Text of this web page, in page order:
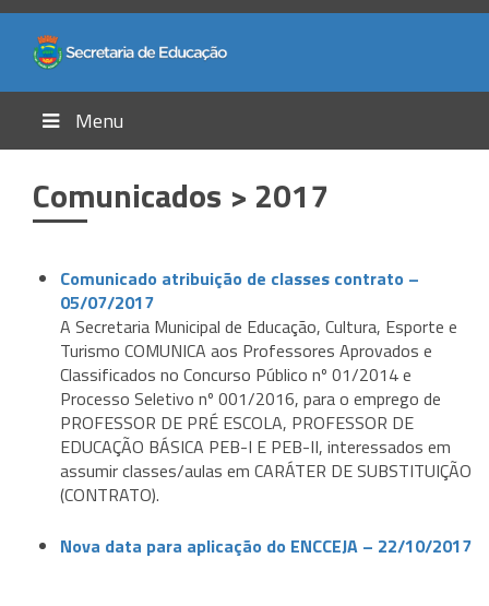
Menu
Comunicados > 2017
Comunicado atribuição de classes contrato –
05/07/2017
A Secretaria Municipal de Educação, Cultura, Esporte e
Turismo COMUNICA aos Professores Aprovados e
Classificados no Concurso Público nº 01/2014 e
Processo Seletivo nº 001/2016, para o emprego de
PROFESSOR DE PRÉ ESCOLA, PROFESSOR DE
EDUCAÇÃO BÁSICA PEB-I E PEB-II, interessados em
assumir classes/aulas em CARÁTER DE SUBSTITUIÇÃO
(CONTRATO).
Nova data para aplicação do ENCCEJA – 22/10/2017